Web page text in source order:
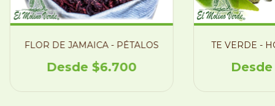
FLOR DE JAMAICA - PÉTALOS
$6.700
TE VERDE -